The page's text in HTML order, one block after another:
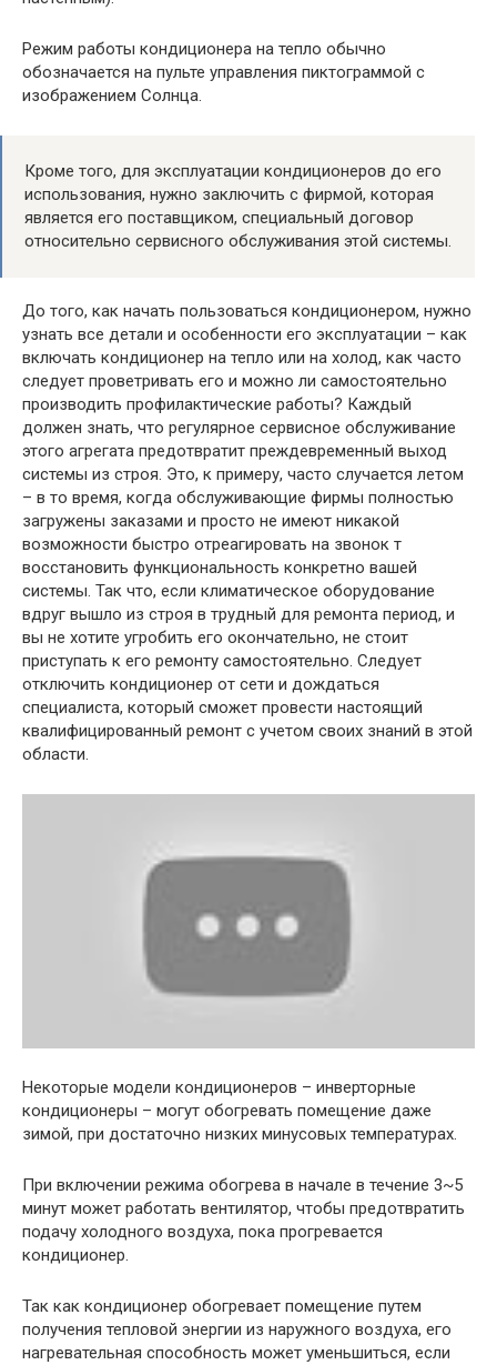
Режим работы кондиционера на тепло обычно
обозначается на пульте управления пиктограммой с
изображением Солнца.
Кроме того, для эксплуатации кондиционеров до его
использования, нужно заключить с фирмой, которая
является его поставщиком, специальный договор
относительно сервисного обслуживания этой системы.
До того, как начать пользоваться кондиционером, нужно
узнать все детали и особенности его эксплуатации – как
включать кондиционер на тепло или на холод, как часто
следует проветривать его и можно ли самостоятельно
производить профилактические работы? Каждый
должен знать, что регулярное сервисное обслуживание
этого агрегата предотвратит преждевременный выход
системы из строя. Это, к примеру, часто случается летом
– в то время, когда обслуживающие фирмы полностью
загружены заказами и просто не имеют никакой
возможности быстро отреагировать на звонок т
восстановить функциональность конкретно вашей
системы. Так что, если климатическое оборудование
вдруг вышло из строя в трудный для ремонта период, и
вы не хотите угробить его окончательно, не стоит
приступать к его ремонту самостоятельно. Следует
отключить кондиционер от сети и дождаться
специалиста, который сможет провести настоящий
квалифицированный ремонт с учетом своих знаний в этой
области.
Некоторые модели кондиционеров – инверторные
кондиционеры – могут обогревать помещение даже
зимой, при достаточно низких минусовых температурах.
При включении режима обогрева в начале в течение 3~5
минут может работать вентилятор, чтобы предотвратить
подачу холодного воздуха, пока прогревается
кондиционер.
Так как кондиционер обогревает помещение путем
получения тепловой энергии из наружного воздуха, его
нагревательная способность может уменьшиться, если